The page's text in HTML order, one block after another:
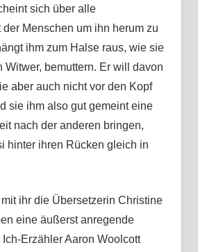
sich über alle
der Menschen um ihn herum zu
ihm zum Halse raus, wie sie
Witwer, bemuttern. Er will davon
aber auch nicht vor den Kopf
sie ihm also gut gemeint eine
nach der anderen bringen,
hinter ihren Rücken gleich in
ihr die Übersetzerin Christine
eine äußerst anregende
Erzähler Aaron Woolcott